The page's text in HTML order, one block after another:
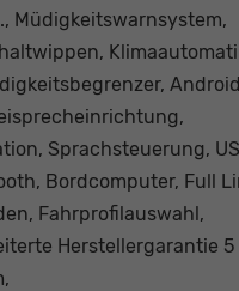
Müdigkeitswarnsystem,
Sprachsteuerung,
Bordcomputer, Full
Fahrprofilauswahl,
Herstellergarantie 5